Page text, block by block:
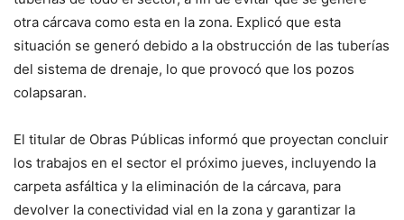
otra cárcava como esta en la zona. Explicó que esta
situación se generó debido a la obstrucción de las tuberías
del sistema de drenaje, lo que provocó que los pozos
colapsaran.
El titular de Obras Públicas informó que proyectan concluir
los trabajos en el sector el próximo jueves, incluyendo la
carpeta asfáltica y la eliminación de la cárcava, para
devolver la conectividad vial en la zona y garantizar la